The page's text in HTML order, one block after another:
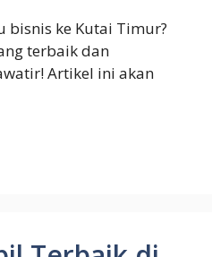
bisnis ke Kutai Timur?
terbaik dan
Artikel ini akan